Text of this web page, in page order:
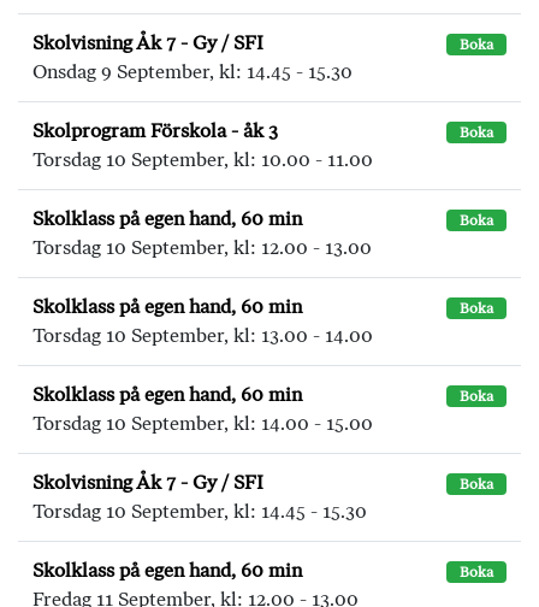
Skolvisning Åk 7 - Gy / SFI Boka
Onsdag 9 September, kl: 14.45 - 15.30
Skolprogram Förskola - åk 3 Boka
Torsdag 10 September, kl: 10.00 - 11.00
Skolklass på egen hand, 60 min Boka
Torsdag 10 September, kl: 12.00 - 13.00
Skolklass på egen hand, 60 min Boka
Torsdag 10 September, kl: 13.00 - 14.00
Skolklass på egen hand, 60 min Boka
Torsdag 10 September, kl: 14.00 - 15.00
Skolvisning Åk 7 - Gy / SFI Boka
Torsdag 10 September, kl: 14.45 - 15.30
Skolklass på egen hand, 60 min Boka
Fredag 11 September, kl: 12.00 - 13.00